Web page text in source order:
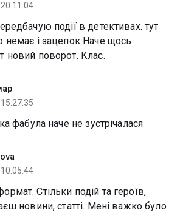
події в детективах. тут
немає і зацепок Наче щось
новий поворот. Клас.
фабула наче не зустрічалася
Стільки подій та героїв,
новини, статті. Мені важко було